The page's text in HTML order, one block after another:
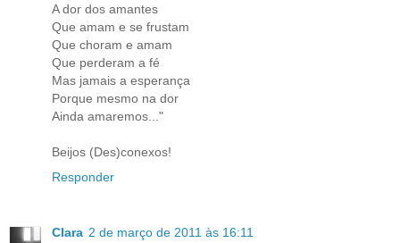
A dor dos amantes
Que amam e se frustam
Que choram e amam
Que perderam a fé
Mas jamais a esperança
Porque mesmo na dor
Ainda amaremos..."
Beijos (Des)conexos!
Responder
Clara 2 de março de 2011 às 16:11